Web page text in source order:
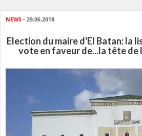
NEWS - 29.06.2018
Election du maire d'El Batan: la
vote en faveur de...la tête